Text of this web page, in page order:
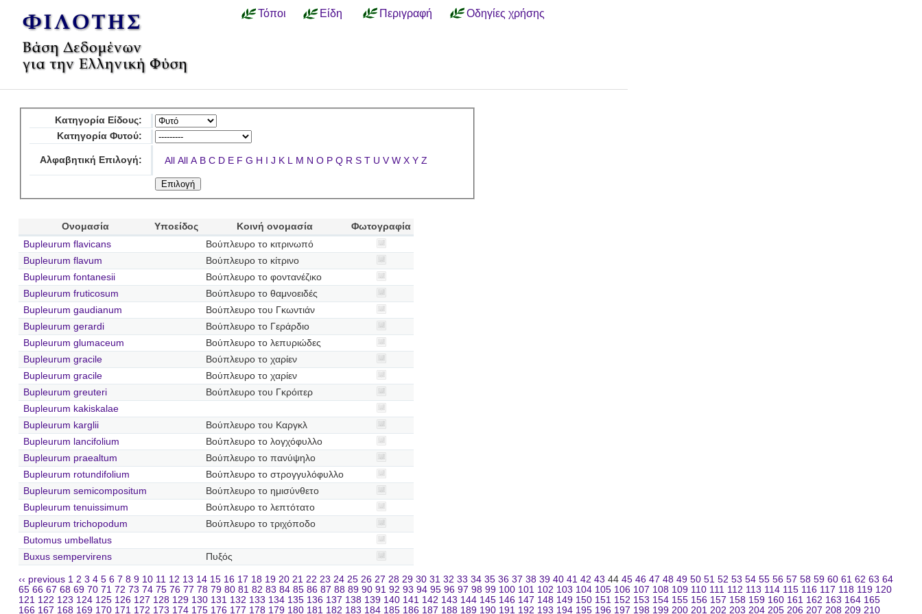
Τόποι Είδη Περιγραφή Οδηγίες χρήσης
Κατηγορία Είδους:
Κατηγορία Φυτού:
Αλφαβητική Επιλογή: All All A B C D E F G H I J K L M N O P Q R S T U V W X Y Z
Ονομασία Υποείδος Κοινή ονομασία
Φωτογραφία
Bupleurum flavicans
Βούπλευρο το κιτρινωπό
Bupleurum flavum
Βούπλευρο το κίτρινο
Bupleurum fontanesii
Βούπλευρο το φοντανέζικο
Bupleurum fruticosum
Βούπλευρο το θαμνοειδές
Bupleurum gaudianum
Βούπλευρο του Γκωντιάν
Bupleurum gerardi
Βούπλευρο το Γεράρδιο
Bupleurum glumaceum
Βούπλευρο το λεπυριώδες
Bupleurum gracile
Βούπλευρο το χαρίεν
Bupleurum gracile
Βούπλευρο το χαρίεν
Bupleurum greuteri
Βούπλευρο του Γκρόιτερ
Bupleurum kakiskalae
Bupleurum karglii
Βούπλευρο του Καργκλ
Bupleurum lancifolium
Βούπλευρο το λογχόφυλλο
Bupleurum praealtum
Βούπλευρο το πανύψηλο
Bupleurum rotundifolium
Βούπλευρο το στρογγυλόφυλλο
Bupleurum semicompositum
Βούπλευρο το ημισύνθετο
Bupleurum tenuissimum
Βούπλευρο το λεπτότατο
Bupleurum trichopodum
Βούπλευρο το τριχόποδο
Butomus umbellatus
Buxus sempervirens
Πυξός
‹‹ previous 1 2 3 4 5 6 7 8 9 10 11 12 13 14 15 16 17 18 19 20 21 22 23 24 25 26 27 28 29 30 31 32 33 34 35 36 37 38 39 40 41 42 43 44 45 46 47 48 49 50 51 52 53 54 55 56 57 58 59 60 61 62 63 64
65 66 67 68 69 70 71 72 73 74 75 76 77 78 79 80 81 82 83 84 85 86 87 88 89 90 91 92 93 94 95 96 97 98 99 100 101 102 103 104 105 106 107 108 109 110 111 112 113 114 115 116 117 118 119 120
121 122 123 124 125 126 127 128 129 130 131 132 133 134 135 136 137 138 139 140 141 142 143 144 145 146 147 148 149 150 151 152 153 154 155 156 157 158 159 160 161 162 163 164 165
166 167 168 169 170 171 172 173 174 175 176 177 178 179 180 181 182 183 184 185 186 187 188 189 190 191 192 193 194 195 196 197 198 199 200 201 202 203 204 205 206 207 208 209 210